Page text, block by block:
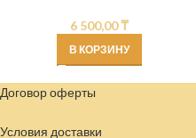
6 500,00₸
В КОРЗИНУ
Договор оферты
Условия доставки